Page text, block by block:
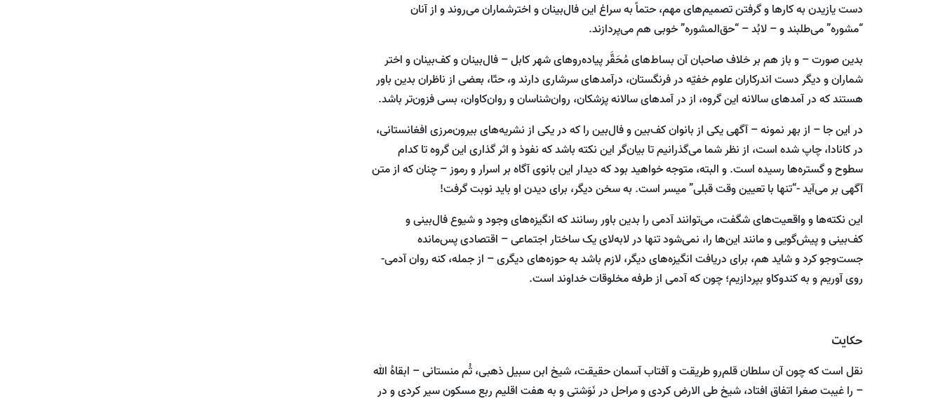
دست یازیدن به کارها و گرفتن تصمیم‌های مهم، حتماً به سراغ این فال‌بینان و اخترشماران می‌روند و از آنان
“مشوره” می‌طلبند و – لابُد – “حق‌المشوره” خوبی هم می‌پردازند.
بدین صورت – و باز هم بر خلاف صاحبان آن بساط‌های مُحَقَّر پیاده‌روهای شهر کابل – فال‌بینان و کف‌بینان و اختر
شماران و دیگر دست اندرکاران علوم خفیّه در فرنگستان، درآمدهای سرشاری دارند و، حتّا، بعضی از ناظران بدین باور
هستند که در آمدهای سالانه این گروه، از در آمدهای سالانه پزشکان، روان‌شناسان و روان‌کاوان، بسی فزون‌تر باشد.
در این جا – از بهر نمونه – آگهی یکی از بانوان کف‌بین و فال‌بین را که در یکی از نشریه‌های بیرون‌مرزی افغانستانی،
در کانادا، چاپ شده است، از نظر شما می‌گذرانیم تا بیان‌گر این نکته باشد که نفوذ و اثر گذاری این گروه تا کدام
سطوح و گستره‌ها رسیده است. و البته، متوجه خواهید بود که دیدار این بانوی آگاه بر اسرار و رموز – چنان که از متن
آگهی بر می‌آید -“تنها با تعیین وقت قبلی” میسر است. به سخن دیگر، برای دیدن او باید نوبت گرفت!
این نکته‌ها و واقعیت‌های شگفت، می‌توانند آدمی را بدین باور رسانند که انگیزه‌های وجود و شیوع فال‌بینی و
کف‌بینی و پیش‌گویی و مانند این‌ها را، نمی‌شود تنها در لابه‌لای یک ساختار اجتماعی – اقتصادی پس‌مانده
جست‌و‌جو کرد و شاید هم، برای دریافت انگیزه‌های دیگر، لازم باشد به حوزه‌های دیگری – از جمله، کنه روان آدمی-
روی آوریم و به کند‌و‌کاو بپردازیم؛ چون که آدمی از طرفه مخلوقات خداوند است.
حکایت
نقل است که چون آن سلطان قلم‌رو طریقت و آفتاب آسمان حقیقت، شیخ ابن سبیل ذهبی، ثُم منستانی – ابقاهُ الله
– را غیبت صغرا اتفاق افتاد، شیخ طی الارض کردی و مراحل در نَوَشتی و به هفت اقلیم ربع مسکون سیر کردی و در